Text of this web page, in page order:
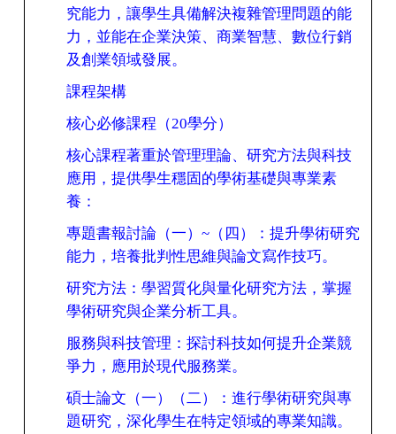
究能力，讓學生具備解決複雜管理問題的能
力，並能在企業決策、商業智慧、數位行銷
及創業領域發展。
課程架構
核心必修課程（20學分）
核心課程著重於管理理論、研究方法與科技
應用，提供學生穩固的學術基礎與專業素
養：
專題書報討論（一） ~ （四）：提升學術研究
能力，培養批判性思維與論文寫作技巧。
研究方法：學習質化與量化研究方法，掌握
學術研究與企業分析工具。
服務與科技管理：探討科技如何提升企業競
爭力，應用於現代服務業。
碩士論文（一）（二）：進行學術研究與專
題研究，深化學生在特定領域的專業知識。